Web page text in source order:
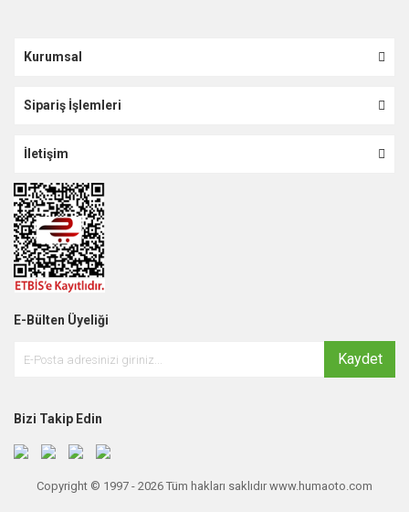
Kurumsal
Sipariş İşlemleri
İletişim
E-Bülten Üyeliği
Kaydet
Bizi Takip Edin
Copyright © 1997 - 2026 Tüm hakları saklıdır www.humaoto.com